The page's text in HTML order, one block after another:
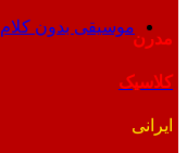
موسیقی بدون کلام
مدرن
کلاسیک
ایرانی